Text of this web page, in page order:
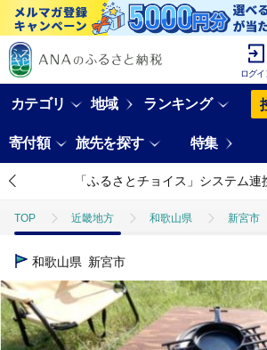
ログイ
カテゴリ 地域 ランキング
寄付額 旅先を探す 特集
「ふるさとチョイス」システム連
TOP 近畿地方 和歌山県 新宮市
TOP
和歌山県 新宮市